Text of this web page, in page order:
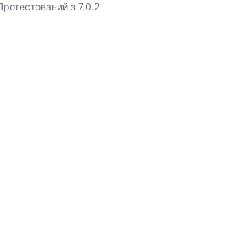
з 7.0.2